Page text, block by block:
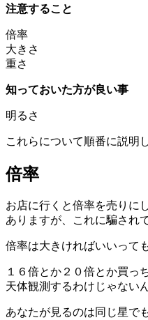
注意すること
倍率
大きさ
重さ
知っておいた方が良い事
明るさ
これらについて順番に説明
倍率
お店に行くと倍率を売りに
ありますが、これに騙され
倍率は大きければいいって
１６倍とか２０倍とか買っ
天体観測するわけじゃない
あなたが見るのは同じ星で